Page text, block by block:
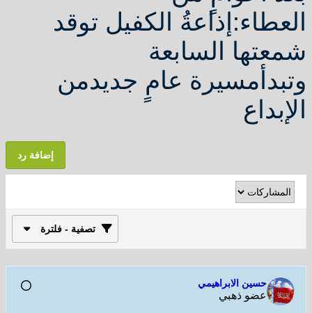
الكفيل توقد
السابعة
عامٍ جديدمن
تصفية - فلترة
حسين الابراهيمي
عضو ذهبي